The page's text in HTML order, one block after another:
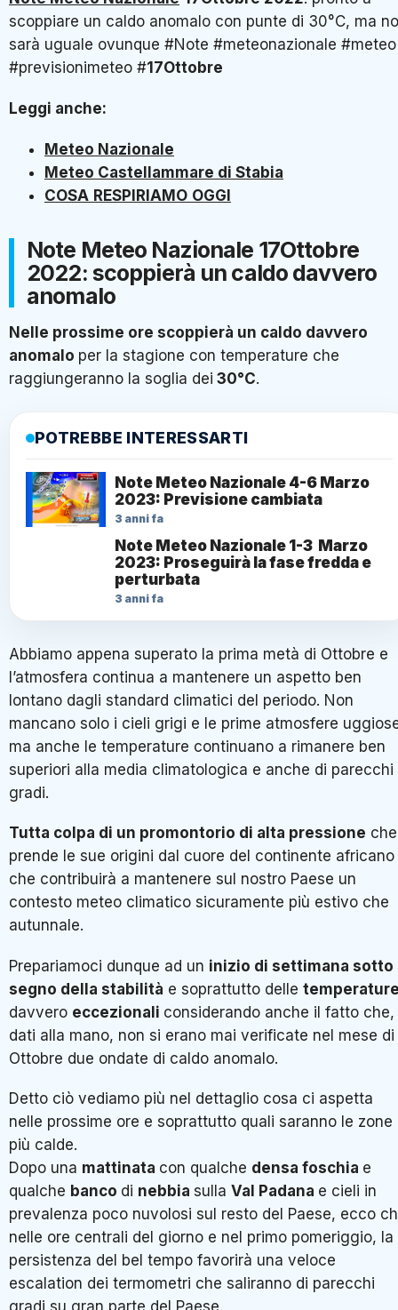
scoppiare un caldo anomalo con punte di 30°C, ma
sarà uguale ovunque #Note #meteonazionale #meteo
#previsionimeteo #17Ottobre
Leggi anche:
Meteo Nazionale
Meteo Castellammare di Stabia
COSA RESPIRIAMO OGGI
Note Meteo Nazionale 17Ottobre
2022: scoppierà un caldo davvero
anomalo
Nelle prossime ore scoppierà un caldo davvero
anomalo per la stagione con temperature che
raggiungeranno la soglia dei 30°C.
POTREBBE INTERESSARTI
Note Meteo Nazionale 4-6 Marzo
2023: Previsione cambiata
3 anni fa
Note Meteo Nazionale 1-3 Marzo
2023: Proseguirà la fase fredda e
perturbata
3 anni fa
Abbiamo appena superato la prima metà di Ottobre e
l’atmosfera continua a mantenere un aspetto ben
lontano dagli standard climatici del periodo. Non
mancano solo i cieli grigi e le prime atmosfere
ma anche le temperature continuano a rimanere ben
superiori alla media climatologica e anche di parecchi
gradi.
Tutta colpa di un promontorio di alta pressione che
prende le sue origini dal cuore del continente africano
che contribuirà a mantenere sul nostro Paese un
contesto meteo climatico sicuramente più estivo che
autunnale.
Prepariamoci dunque ad un inizio di settimana sotto
segno della stabilità e soprattutto delle
davvero eccezionali considerando anche il fatto che,
dati alla mano, non si erano mai verificate nel mese di
Ottobre due ondate di caldo anomalo.
Detto ciò vediamo più nel dettaglio cosa ci aspetta
nelle prossime ore e soprattutto quali saranno le zone
più calde.
Dopo una mattinata con qualche densa foschia e
qualche banco di nebbia sulla Val Padana e cieli in
prevalenza poco nuvolosi sul resto del Paese, ecco
nelle ore centrali del giorno e nel primo pomeriggio, la
persistenza del bel tempo favorirà una veloce
escalation dei termometri che saliranno di parecchi